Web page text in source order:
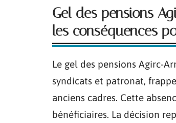
Gel des pensions
les conséquences
Le gel des pensions Agirc-
syndicats et patronat,
anciens cadres. Cette
bénéficiaires. La décision